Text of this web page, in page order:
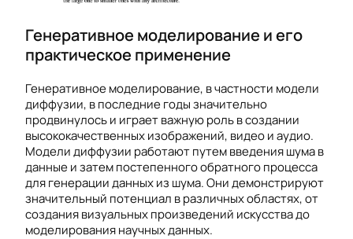
Генеративное моделирование и его
практическое применение
Генеративное моделирование, в частности модели
диффузии, в последние годы значительно
продвинулось и играет важную роль в создании
высококачественных изображений, видео и аудио.
Модели диффузии работают путем введения шума в
данные и затем постепенного обратного процесса
для генерации данных из шума. Они демонстрируют
значительный потенциал в различных областях, от
создания визуальных произведений искусства до
моделирования научных данных.